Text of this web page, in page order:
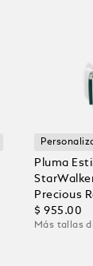
Pluma
Precious
$ 955.00
Más tallas